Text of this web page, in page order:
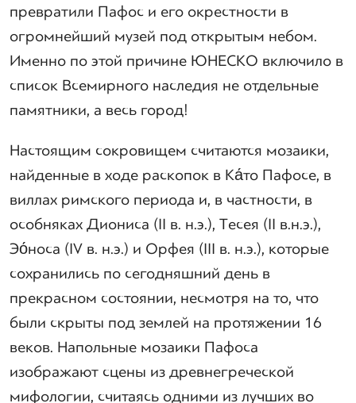
превратили Пафос и его окрестности в
огромнейший музей под открытым небом.
Именно по этой причине ЮНЕСКО включило в
список Всемирного наследия не отдельные
памятники, а весь город!
Настоящим сокровищем считаются мозаики,
найденные в ходе раскопок в Ка́то Пафосе, в
виллах римского периода и, в частности, в
особняках Диониса (II в. н.э.), Тесея (II в.н.э.),
Эо́носа (IV в. н.э.) и Орфея (III в. н.э.), которые
сохранились по сегодняшний день в
прекрасном состоянии, несмотря на то, что
были скрыты под землей на протяжении 16
веков. Напольные мозаики Пафоса
изображают сцены из древнегреческой
мифологии, считаясь одними из лучших во